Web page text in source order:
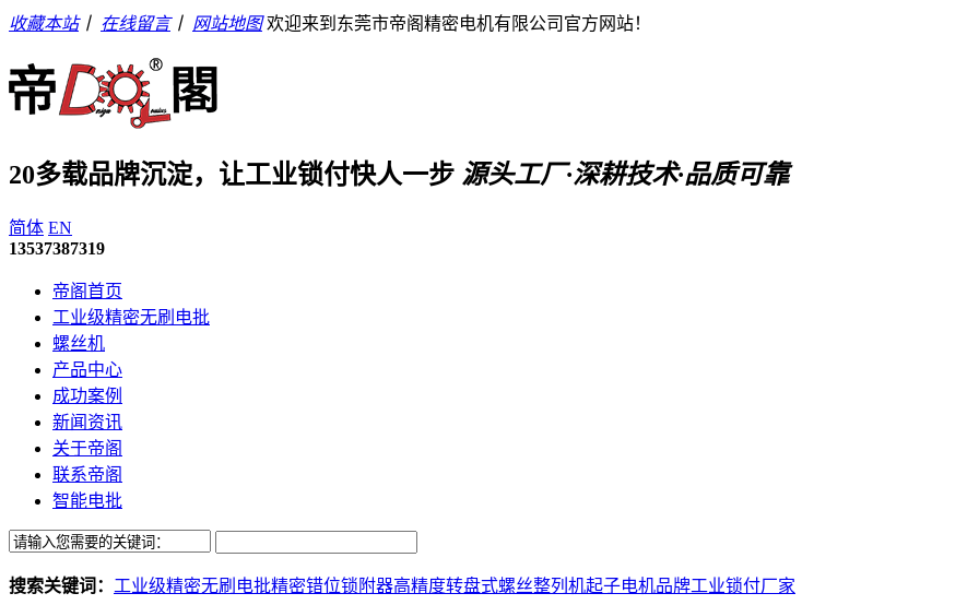
收藏本站丨 在线留言丨 网站地图 欢迎来到东莞市帝阁精密电机有限公司官方网站！
20多载品牌沉淀，让工业锁付快人一步 源头工厂·深耕技术·品质可靠
简体 EN
13537387319
帝阁首页
工业级精密无刷电批
螺丝机
产品中心
成功案例
新闻资讯
关于帝阁
联系帝阁
智能电批
搜索关键词： 工业级精密无刷电批精密错位锁附器高精度转盘式螺丝整列机起子电机品牌工业锁付厂家